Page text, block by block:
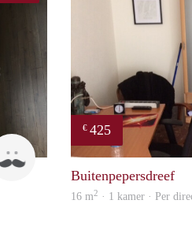
€ 425
Buitenpepersdreef
16 m2 · 1 kamer · Per